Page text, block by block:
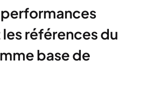
références du
base de